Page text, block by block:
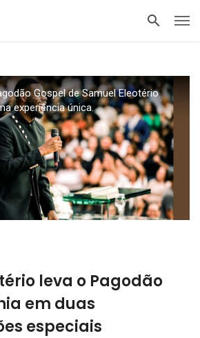
Gospel de Samuel Eleotério
experiência única.
leva o Pagodão
em duas
especiais